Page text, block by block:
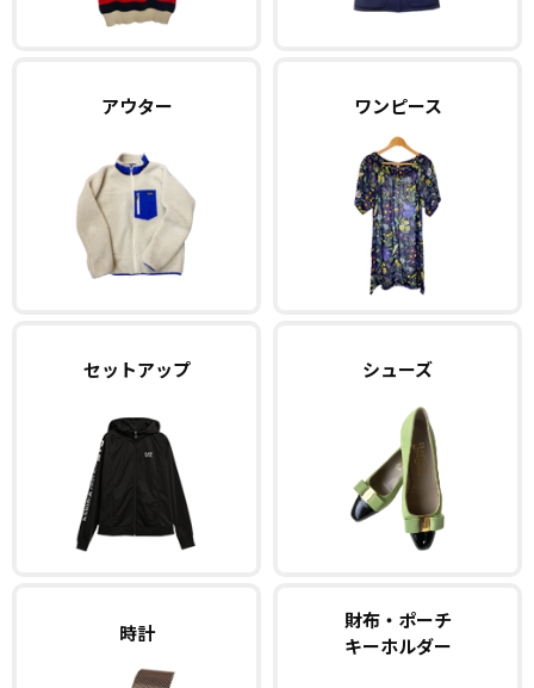
アウター ワンピース
セットアップ シューズ
時計
財布・ポーチ
キーホルダー